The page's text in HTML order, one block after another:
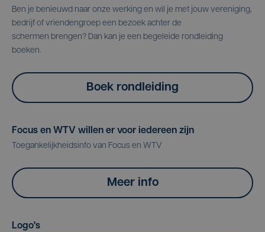
Ben je benieuwd naar onze werking en wil je met jouw vereniging,
bedrijf of vriendengroep een bezoek achter de
schermen brengen? Dan kan je een begeleide rondleiding
boeken.
Boek rondleiding
Focus en WTV willen er voor iedereen zijn
Toegankelijkheidsinfo van Focus en WTV
Meer info
Logo's